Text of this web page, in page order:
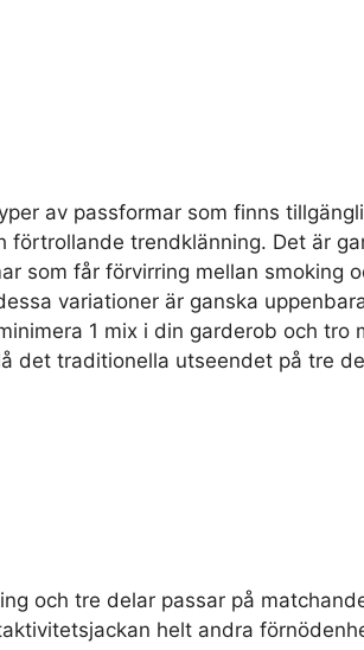
av passformar som finns
förtrollande trendklänning. Det är
som får förvirring mellan smoking
variationer är ganska
1 mix i din garderob och tro
det traditionella utseendet på tre
och tre delar passar på
helt andra